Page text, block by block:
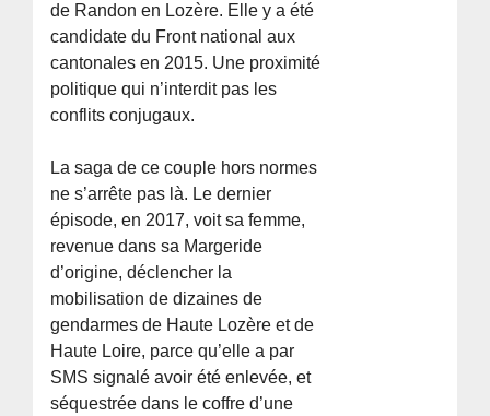
de Randon en Lozère. Elle y a été
candidate du Front national aux
cantonales en 2015. Une proximité
politique qui n’interdit pas les
conflits conjugaux.
La saga de ce couple hors normes
ne s’arrête pas là. Le dernier
épisode, en 2017, voit sa femme,
revenue dans sa Margeride
d’origine, déclencher la
mobilisation de dizaines de
gendarmes de Haute Lozère et de
Haute Loire, parce qu’elle a par
SMS signalé avoir été enlevée, et
séquestrée dans le coffre d’une